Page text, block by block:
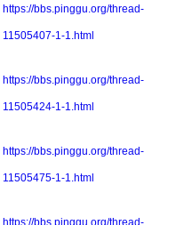
https://bbs.pinggu.org/thread-
11505407-1-1.html
https://bbs.pinggu.org/thread-
11505424-1-1.html
https://bbs.pinggu.org/thread-
11505475-1-1.html
https://bbs.pinggu.org/thread-